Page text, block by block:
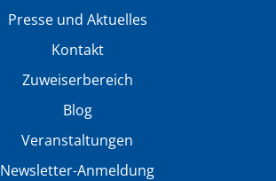
Presse und Aktuelles
Kontakt
Zuweiserbereich
Blog
Veranstaltungen
Newsletter-Anmeldung